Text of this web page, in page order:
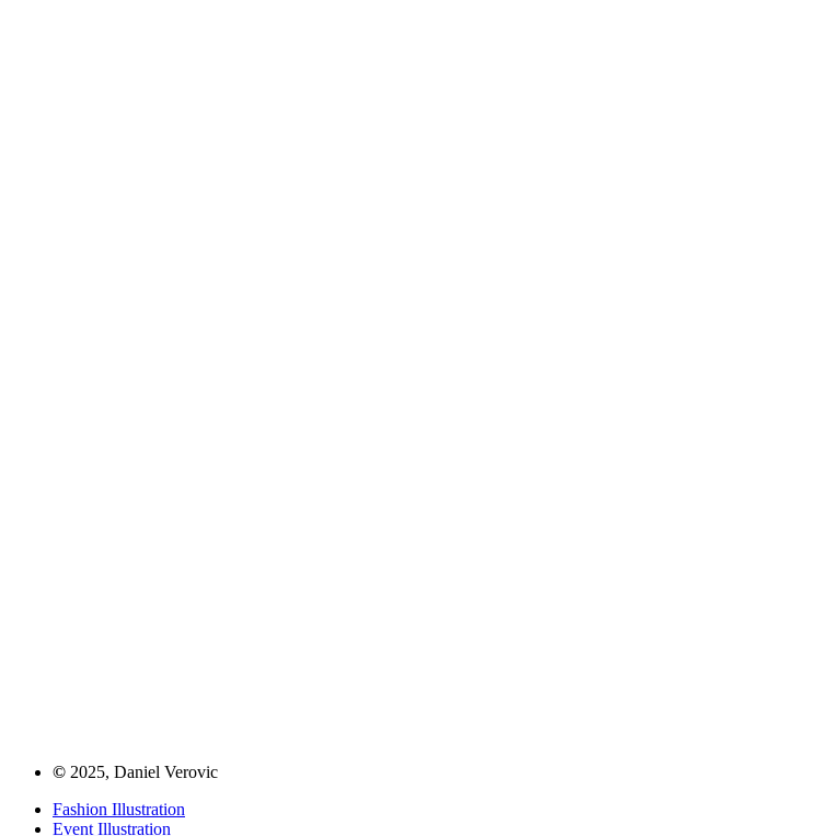
© 2025, Daniel Verovic
Fashion Illustration
Event Illustration